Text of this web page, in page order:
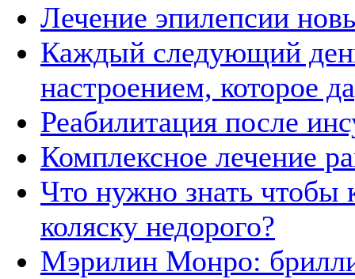
Лечение эпилепсии
Каждый следующий
настроением, которое
Реабилитация после
Комплексное лечение
Что нужно знать чтобы
коляску недорого?
Мэрилин Монро: